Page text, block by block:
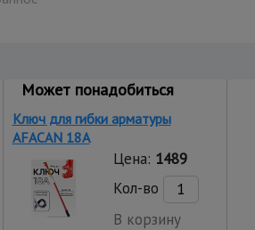
Может понадобиться
Ключ для гибки арматуры
AFACAN 18A
Цена: 1489
Кол-во
В корзину